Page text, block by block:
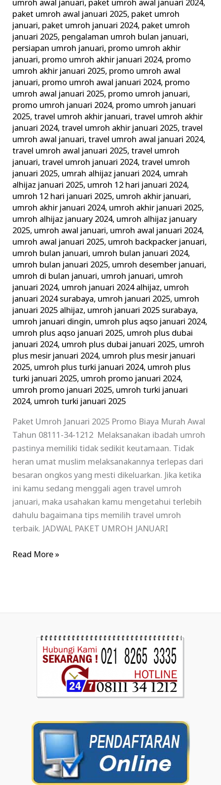
umroh awal januari, paket umroh awal januari 2024,
paket umroh awal januari 2025, paket umroh
januari, paket umroh januari 2024, paket umroh
januari 2025, pengalaman umroh bulan januari,
persiapan umroh januari, promo umroh akhir
januari, promo umroh akhir januari 2024, promo
umroh akhir januari 2025, promo umroh awal
januari, promo umroh awal januari 2024, promo
umroh awal januari 2025, promo umroh januari,
promo umroh januari 2024, promo umroh januari
2025,travel umroh akhir januari,travel umroh akhir
januari 2024,travel umroh akhir januari 2025,travel
umroh awal januari,travel umroh awal januari 2024,
travel umroh awal januari 2025,travel umroh
januari,travel umroh januari 2024,travel umroh
januari 2025, umrah alhijaz januari 2024, umrah
alhijaz januari 2025, umroh 12 hari januari 2024,
umroh 12 hari januari 2025, umroh akhir januari,
umroh akhir januari 2024, umroh akhir januari 2025,
umroh alhijaz january 2024, umroh alhijaz january
2025, umroh awal januari, umroh awal januari 2024,
umroh awal januari 2025, umroh backpacker januari,
umroh bulan januari, umroh bulan januari 2024,
umroh bulan januari 2025, umroh desember januari,
umroh di bulan januari, umroh januari, umroh
januari 2024, umroh januari 2024 alhijaz, umroh
januari 2024 surabaya, umroh januari 2025, umroh
januari 2025 alhijaz, umroh januari 2025 surabaya,
umroh januari dingin, umroh plus aqso januari 2024,
umroh plus aqso januari 2025, umroh plus dubai
januari 2024, umroh plus dubai januari 2025, umroh
plus mesir januari 2024, umroh plus mesir januari
2025, umroh plus turki januari 2024, umroh plus
turki januari 2025, umroh promo januari 2024,
umroh promo januari 2025, umroh turki januari
2024, umroh turki januari 2025
Paket Umroh Januari 2025 Promo Biaya Murah Awal
Tahun 08111-34-1212 Melaksanakan ibadah umroh
pastinya memiliki tidak sedikit keutamaan. Tidak
heran umat muslim melaksanakannya terlepas dari
besaran ongkos yang mesti dikeluarkan. Jika ketika
ini kamu sedang menggali agen travel umroh
januari, maka usahakan kamu mengetahui terlebih
dahulu bagaimana tips memilih travel umroh
terbaik. JADWAL PAKET UMROH JANUARI
Read More »